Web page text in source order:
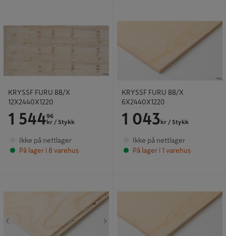
KRYSSF FURU BB/X
12X2440X1220
1 54496
kr / Stykk
Ikke på nettlager
På lager i 8 varehus
KRYSSF FURU BB/X
6X2440X1220
1 043 kr / Stykk
Ikke på nettlager
På lager i 1 varehus
Neste